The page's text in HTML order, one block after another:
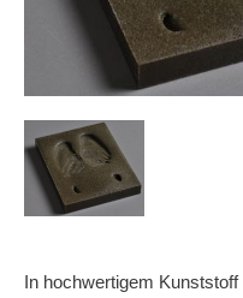
In hochwertigem